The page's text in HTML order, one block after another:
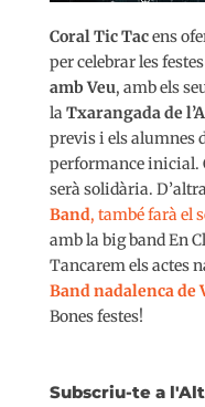
Coral Tic Tacens
per celebrar les
amb Veu, amb els
la Txarangada de
previs i els alumnes
performance inicial.
serà solidària.
Band, també farà el
amb la big band En
Tancarem els actes
Band nadalenca de
Bones festes!
Subscriu-te a